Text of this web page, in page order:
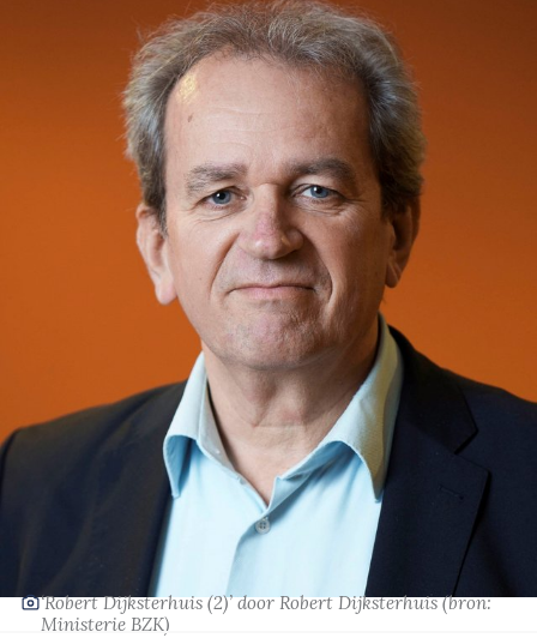
‘Robert Dijksterhuis (2)’door Robert Dijksterhuis(bron:
Ministerie BZK)